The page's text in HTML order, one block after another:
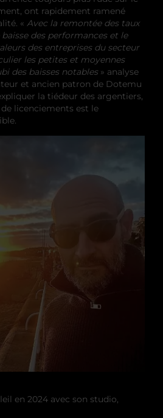
ont rapidement ramené
« Avec la remontée des taux
des performances et le
des entreprises du secteur
les petites et moyennes
des baisses notables» analyse
et ancien patron de Dotemu
la tiédeur des argentiers,
licenciements est le
en 2024 avec son studio,